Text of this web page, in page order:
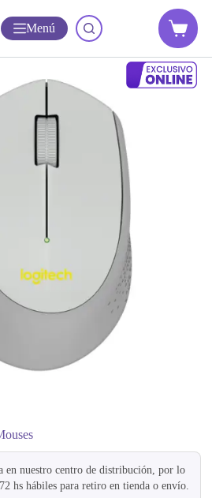
Menú
en nuestro centro de distribución, por lo
hs hábiles para retiro en tienda o envío.